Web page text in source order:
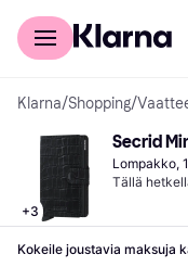
Kuluttajille
Klarna/Shopping/
+3
Secrid
Lompakko,
Tällä
Kokeile joustavia maksuja